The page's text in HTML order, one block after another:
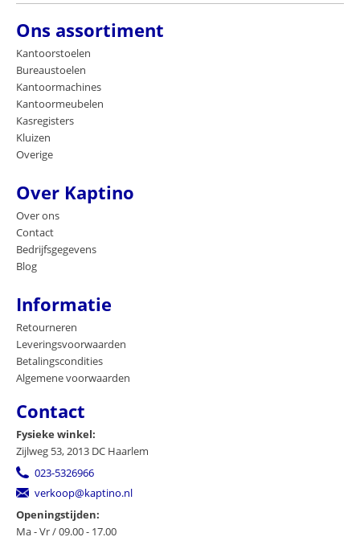
Ons assortiment
Kantoorstoelen
Bureaustoelen
Kantoormachines
Kantoormeubelen
Kasregisters
Kluizen
Overige
Over Kaptino
Over ons
Contact
Bedrijfsgegevens
Blog
Informatie
Retourneren
Leveringsvoorwaarden
Betalingscondities
Algemene voorwaarden
Contact
Fysieke winkel:
Zijlweg 53, 2013 DC Haarlem
023-5326966
verkoop@kaptino.nl
Openingstijden:
Ma - Vr / 09.00 - 17.00